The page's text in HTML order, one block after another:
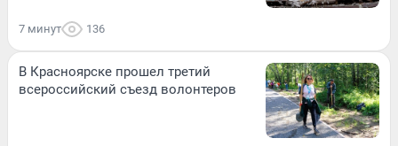
7 минут 136
В Красноярске прошел третий
всероссийский съезд волонтеров